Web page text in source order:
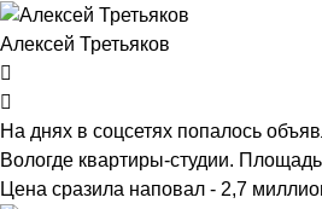
Алексей Третьяков
На днях в соцсетях попалось
Вологде квартиры-студии.
Цена сразила наповал - 2,7